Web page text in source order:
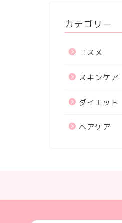
カテゴリー
コスメ
スキンケア
ダイエット
ヘアケア